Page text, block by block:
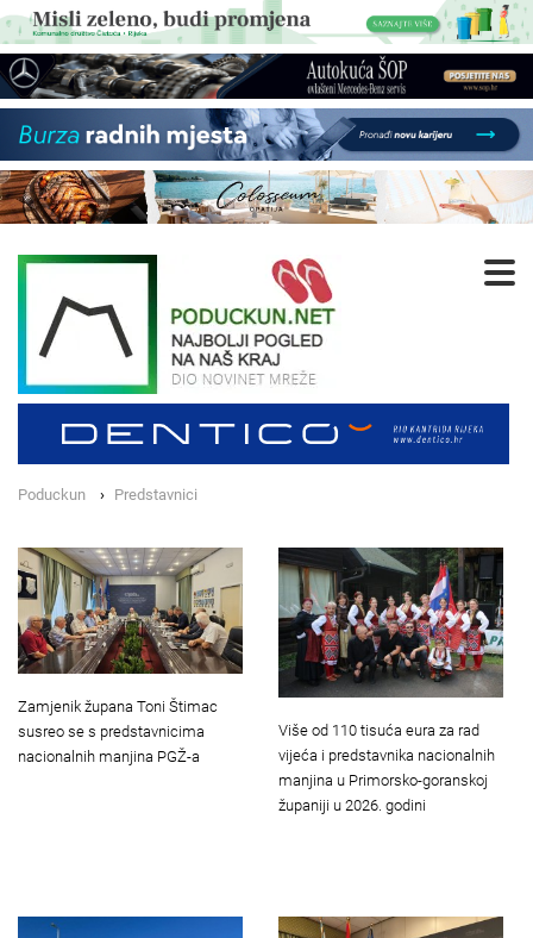
Poduckun Predstavnici
Zamjenik župana Toni Štimac
susreo se s predstavnicima
nacionalnih manjina PGŽ-a
Više od 110 tisuća eura za rad
vijeća i predstavnika nacionalnih
manjina u Primorsko-goranskoj
županiji u 2026. godini